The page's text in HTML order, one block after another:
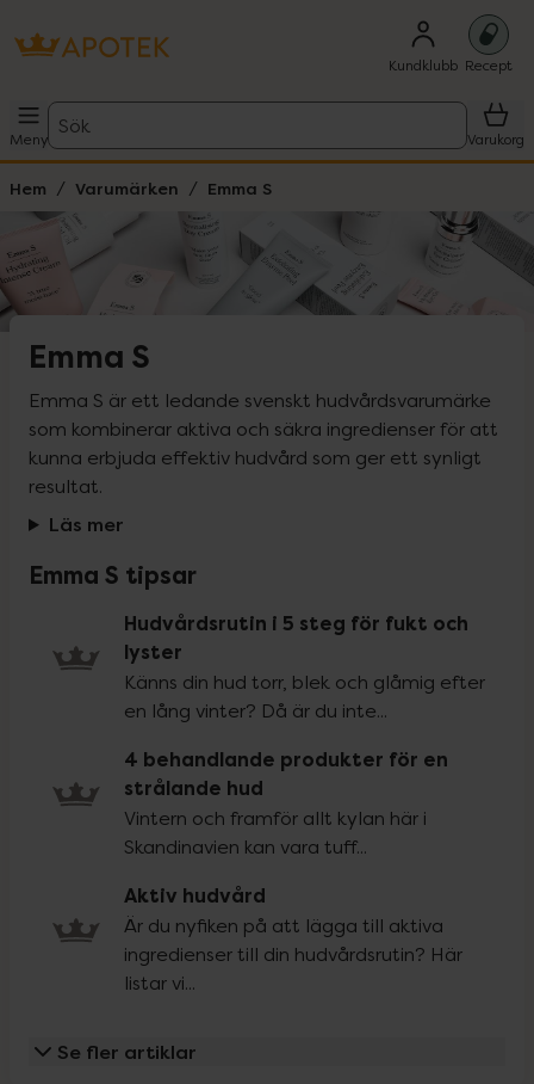
Kundklubb Recept
Meny
Sök
Varukorg
Hem Varumärken Emma S
Emma S
Emma S är ett ledande svenskt hudvårdsvarumärke
som kombinerar aktiva och säkra ingredienser för att
kunna erbjuda effektiv hudvård som ger ett synligt
resultat.
Läs mer
Emma S tipsar
Hudvårdsrutin i 5 steg för fukt och
lyster
Känns din hud torr, blek och glåmig efter
en lång vinter? Då är du inte...
4 behandlande produkter för en
strålande hud
Vintern och framför allt kylan här i
Skandinavien kan vara tuff...
Aktiv hudvård
Är du nyfiken på att lägga till aktiva
ingredienser till din hudvårdsrutin? Här
listar vi...
Se fler artiklar